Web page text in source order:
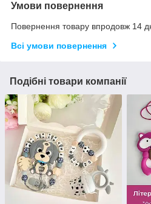
Умови повернення
Повернення товару впродовж 14
Всі умови повернення
Подібні товари компанії